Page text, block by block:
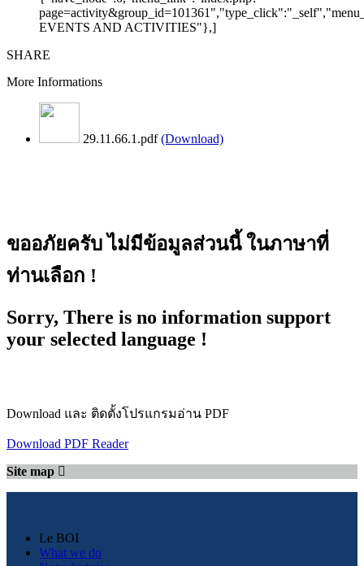
EVENTS AND ACTIVITIES"},]
SHARE
More Informations
29.11.66.1.pdf (Download)
ขออภัยครับ ไม่มีข้อมูลส่วนนี้ ในภาษาที่
ท่านเลือก !
Sorry, There is no information support
your selected language !
Download และ ติดตั้งโปรแกรมอ่าน PDF
Download PDF Reader
Site map
Le BOI
What we do